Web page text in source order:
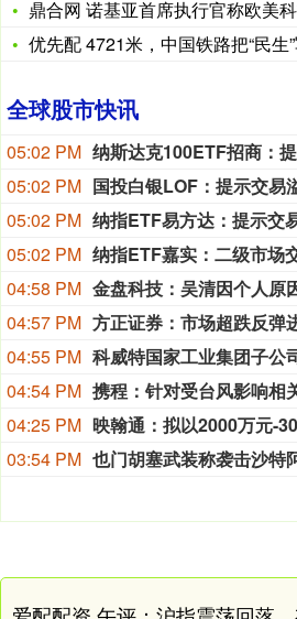
鼎合网 诺基亚首席执行官称欧美
优先配 4721米，中国铁路把“民生
全球股市快讯
05:02 PM
05:02 PM 国投白银LOF：提示交易
05:02 PM
05:02 PM
04:58 PM 金盘科技：吴清因个人原
04:57 PM
04:55 PM
04:54 PM
04:25 PM 映翰通：拟以2000万元-
03:54 PM 也门胡塞武装称袭击沙特